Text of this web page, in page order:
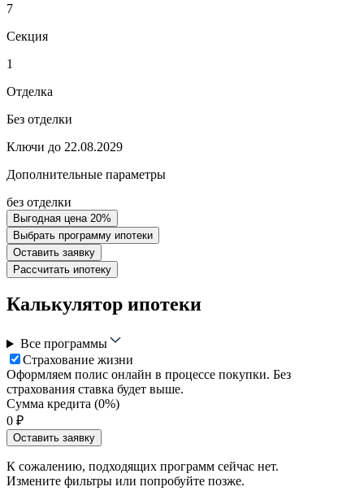
7
Секция
1
Отделка
Без отделки
Ключи до 22.08.2029
Дополнительные параметры
без отделки
Выгодная цена 20%
Выбрать программу ипотеки
Оставить заявку
Рассчитать ипотеку
Калькулятор ипотеки
Все программы
Страхование жизни
Оформляем полис онлайн в процессе покупки. Без
страхования ставка будет выше.
Сумма кредита (0%)
0 ₽
Оставить заявку
К сожалению, подходящих программ сейчас нет.
Измените фильтры или попробуйте позже.